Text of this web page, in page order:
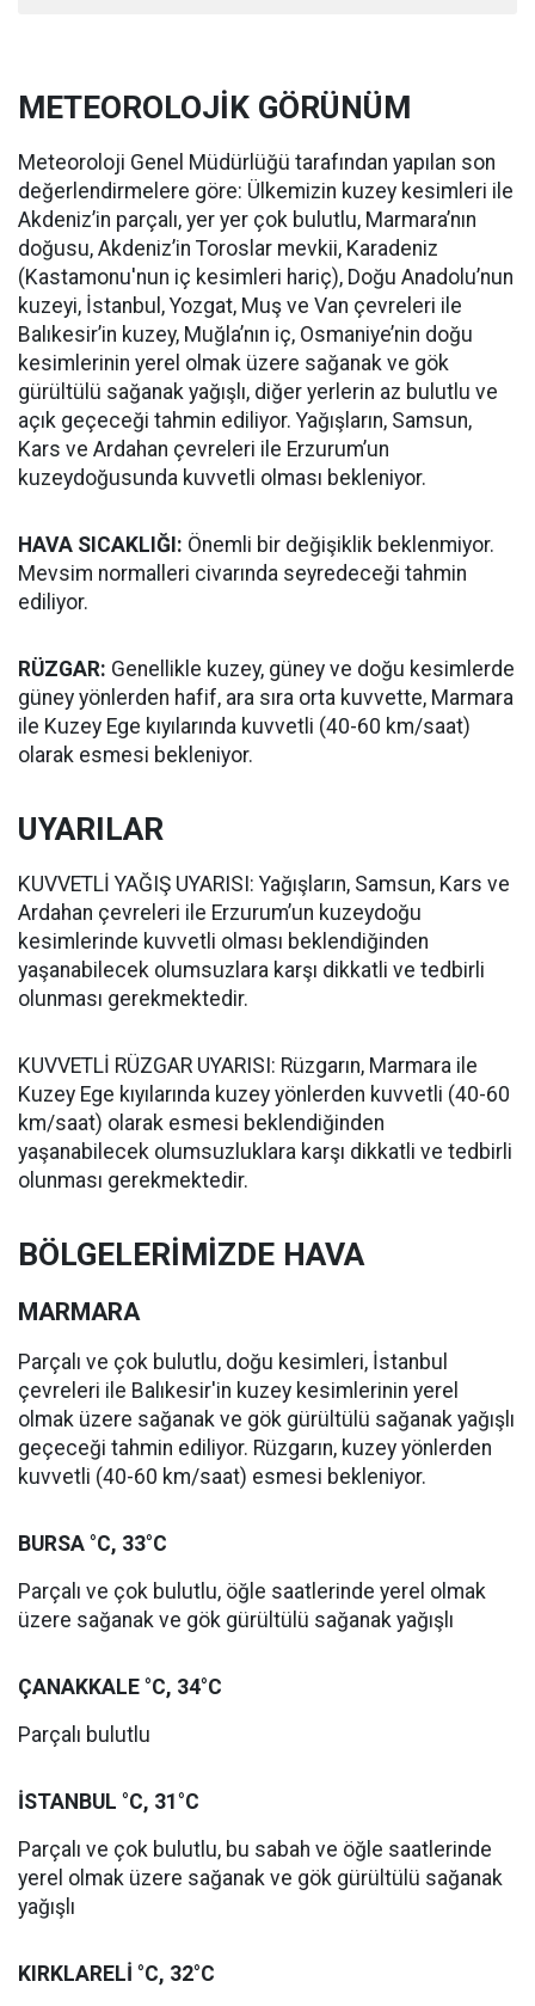
METEOROLOJİK GÖRÜNÜM
Meteoroloji Genel Müdürlüğü tarafından yapılan son
değerlendirmelere göre: Ülkemizin kuzey kesimleri ile
Akdeniz’in parçalı, yer yer çok bulutlu, Marmara’nın
doğusu, Akdeniz’in Toroslar mevkii, Karadeniz
(Kastamonu'nun iç kesimleri hariç), Doğu Anadolu’nun
kuzeyi, İstanbul, Yozgat, Muş ve Van çevreleri ile
Balıkesir’in kuzey, Muğla’nın iç, Osmaniye’nin doğu
kesimlerinin yerel olmak üzere sağanak ve gök
gürültülü sağanak yağışlı, diğer yerlerin az bulutlu ve
açık geçeceği tahmin ediliyor. Yağışların, Samsun,
Kars ve Ardahan çevreleri ile Erzurum’un
kuzeydoğusunda kuvvetli olması bekleniyor.
HAVA SICAKLIĞI: Önemli bir değişiklik beklenmiyor.
Mevsim normalleri civarında seyredeceği tahmin
ediliyor.
RÜZGAR: Genellikle kuzey, güney ve doğu kesimlerde
güney yönlerden hafif, ara sıra orta kuvvette, Marmara
ile Kuzey Ege kıyılarında kuvvetli (40-60 km/saat)
olarak esmesi bekleniyor.
UYARILAR
KUVVETLİ YAĞIŞ UYARISI: Yağışların, Samsun, Kars ve
Ardahan çevreleri ile Erzurum’un kuzeydoğu
kesimlerinde kuvvetli olması beklendiğinden
yaşanabilecek olumsuzlara karşı dikkatli ve tedbirli
olunması gerekmektedir.
KUVVETLİ RÜZGAR UYARISI: Rüzgarın, Marmara ile
Kuzey Ege kıyılarında kuzey yönlerden kuvvetli (40-60
km/saat) olarak esmesi beklendiğinden
yaşanabilecek olumsuzluklara karşı dikkatli ve tedbirli
olunması gerekmektedir.
BÖLGELERİMİZDE HAVA
MARMARA
Parçalı ve çok bulutlu, doğu kesimleri, İstanbul
çevreleri ile Balıkesir'in kuzey kesimlerinin yerel
olmak üzere sağanak ve gök gürültülü sağanak yağışlı
geçeceği tahmin ediliyor. Rüzgarın, kuzey yönlerden
kuvvetli (40-60 km/saat) esmesi bekleniyor.
BURSA °C, 33°C
Parçalı ve çok bulutlu, öğle saatlerinde yerel olmak
üzere sağanak ve gök gürültülü sağanak yağışlı
ÇANAKKALE °C, 34°C
Parçalı bulutlu
İSTANBUL °C, 31°C
Parçalı ve çok bulutlu, bu sabah ve öğle saatlerinde
yerel olmak üzere sağanak ve gök gürültülü sağanak
yağışlı
KIRKLARELİ °C, 32°C